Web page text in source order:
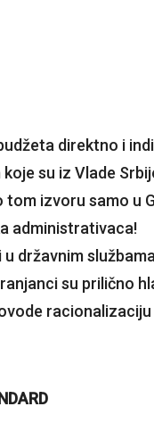
direktno i
su iz Vlade
tom izvoru samo
administrativaca!
državnim
su prilično